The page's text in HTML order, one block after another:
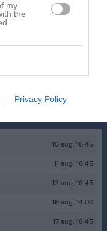
my
the
Privacy Policy
10 aug, 16:45
11 aug, 16:45
13 aug, 16:45
16 aug, 14:00
17 aug, 16:45